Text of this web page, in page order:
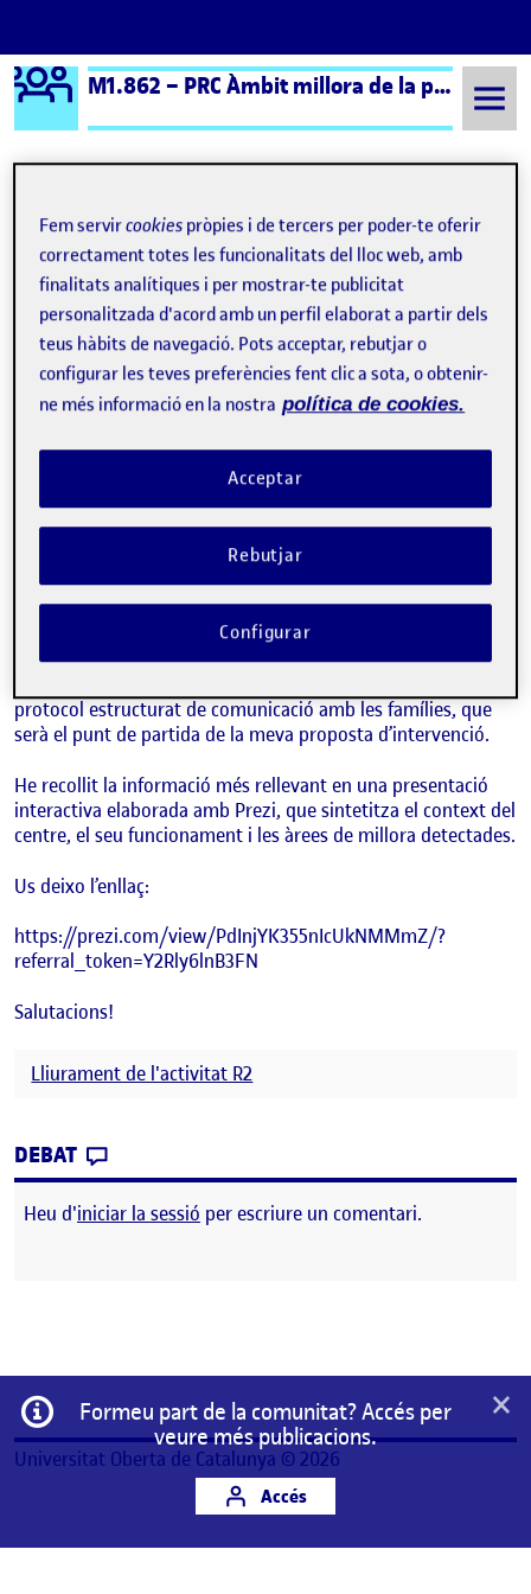
Saltar al contingut
Logo Ágora M1.862 – PRC Àmbit millora de la pràctica educativa (formal) – Aula 3
Semestre 20251 - Aula 3 Presentació Repte2: Detecció i anàlisis de necessitats
Navegació d'entrades
Anterior: Repte 2 – Necessitats detectades de l’Institut
Publicat perPresentació Repte2: Detecció
Publicat per
Georgina-Isabela Lavado Segura
Visibilitat:
Públic-Data de publicació
5 Nov. 2025 - comentariel Presentació Repte2: Detecció i anàlisis
Bona tarda,
Durant aquests dies de pràctiques he pogut conèixer més en
detall el Centre Logopèdic del Bages, la seva organització i el
paper de l’equip multidisciplinari.
A partir d’aquesta observació i anàlisi, he pogut identificar
protocol estructurat de comunicació amb les famílies, que
serà el punt de partida de la meva proposta d’intervenció.
He recollit la informació més rellevant en una presentació
interactiva elaborada amb Prezi, que sintetitza el context del
centre, el seu funcionament i les àrees de millora detectades.
Us deixo l’enllaç:
https://prezi.com/view/PdInjYK355nIcUkNMMmZ/?
referral_token=Y2Rly6lnB3FN
Salutacions!
Lliurament de l'activitat R2
DEBAT
Heu d'iniciar la sessió per escriure un comentari.
Informació
Formeu part de la comunitat? Accés per
veure més publicacions.
Accés
×
Universitat Oberta de Catalunya © 2026
Fem servircookies pròpies i de tercers per poder-te oferir
correctament totes les funcionalitats del lloc web, amb
finalitats analítiques i per mostrar-te publicitat
personalitzada d'acord amb un perfil elaborat a partir dels
teus hàbits de navegació. Pots acceptar, rebutjar o
configurar les teves preferències fent clic a sota, o obtenir-
ne més informació en la nostra política de cookies.
Rebutjar
Acceptar
Configurar